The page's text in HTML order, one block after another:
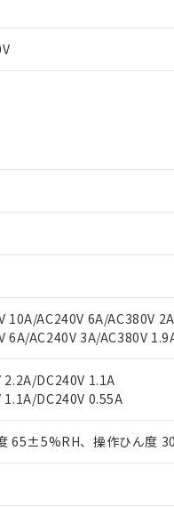
10A/AC240V 6A/AC380V
AC240V 3A/AC380V
DC240V 1.1A
DC240V 0.55A
65±5%RH、操作ひん度
うえご利用ください。
には、本サービスの対象外
実際の在庫および標準価格
販売拠点は「販売ネットワ
当社の事前の承諾なく第三
成サービス）をご利用い
社にご登録された部品リス
するお客様との取引・商談
）の非含有に対応した製
の非含有に対応した製品に
質）の非含有に非対応の商
質）の非含有の対応状況を
、有害物質有無と関係のな
していたものが、含有品
、 カドミウム(Cd) 100ppm以下、
超える意図的な使用がないことを
予定月が前後することが
することができます。
の基準値以下であるこ
の基準値を超えてい
お問い合わせください。
ビフェニル類) : 1000ppm、
タル酸ジイソブチル) : 1000ppm、
が基準値以下であることを
害物質が外部に漏えいし
。
売する場合は、上記1、2
に係わる関係者が違法に輸
意する
あり
ご確認ください)